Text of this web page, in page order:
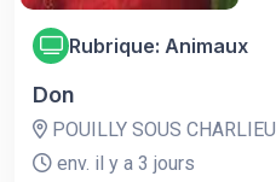
Rubrique: Animaux
Don
POUILLY SOUS CHARLIEU
env. il y a 3 jours